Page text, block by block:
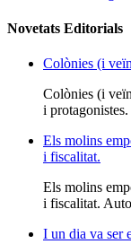
Novetats Editorials
Colònies (i
Colònies (i
i
Els molins
i fiscalitat.
Els molins
i fiscalitat.
I un dia va ser